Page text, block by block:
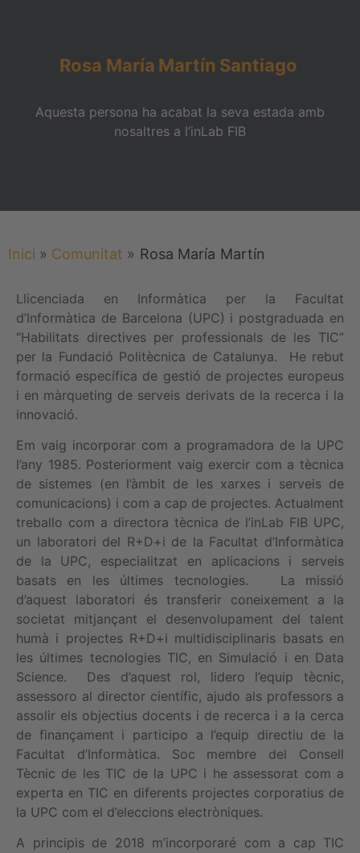
Rosa María Martín Santiago
Aquesta persona ha acabat la seva estada amb
nosaltres a l’inLab FIB
Inici » Comunitat » Rosa María Martín
Llicenciada en Informàtica per la Facultat
d’Informàtica de Barcelona (UPC) i postgraduada en
“Habilitats directives per professionals de les TIC”
per la Fundació Politècnica de Catalunya. He rebut
formació específica de gestió de projectes europeus
i en màrqueting de serveis derivats de la recerca i la
innovació.
Em vaig incorporar com a programadora de la UPC
l’any 1985. Posteriorment vaig exercir com a tècnica
de sistemes (en l’àmbit de les xarxes i serveis de
comunicacions) i com a cap de projectes. Actualment
treballo com a directora tècnica de l’inLab FIB UPC,
un laboratori del R+D+i de la Facultat d’Informàtica
de la UPC, especialitzat en aplicacions i serveis
basats en les últimes tecnologies. La missió
d’aquest laboratori és transferir coneixement a la
societat mitjançant el desenvolupament del talent
humà i projectes R+D+i multidisciplinaris basats en
les últimes tecnologies TIC, en Simulació i en Data
Science. Des d’aquest rol, lidero l’equip tècnic,
assessoro al director científic, ajudo als professors a
assolir els objectius docents i de recerca i a la cerca
de finançament i participo a l’equip directiu de la
Facultat d’Informàtica. Soc membre del Consell
Tècnic de les TIC de la UPC i he assessorat com a
experta en TIC en diferents projectes corporatius de
la UPC com el d’eleccions electròniques.
A principis de 2018 m’incorporaré com a cap TIC